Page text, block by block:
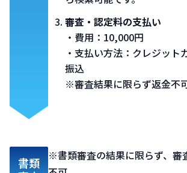
審査・認定料の支払い
・費用：10,000円
・支払い方法：クレジット
振込​
※審査結果に限らず返金不
書類
※書類審査の結果に限らず、審